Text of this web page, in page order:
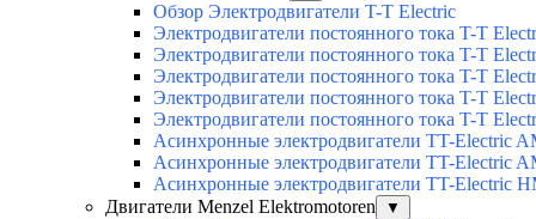
Обзор Электродвигатели T-T Electric
Электродвигатели постоянного тока T-T
Электродвигатели постоянного тока T-T
Электродвигатели постоянного тока T-T
Электродвигатели постоянного тока T-T
Электродвигатели постоянного тока T-T
Асинхронные электродвигатели TT-Electric
Асинхронные электродвигатели TT-Electric
Асинхронные электродвигатели TT-Electric
Двигатели Menzel Elektromotoren
▼